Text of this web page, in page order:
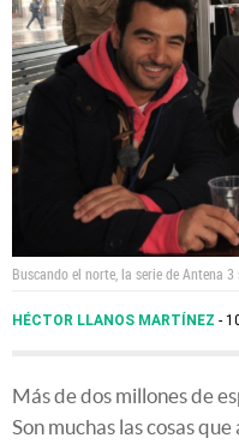
Buscando el norte, la serie de Antena
HÉCTOR LLANOS MARTÍNEZ
Más de dos millones de
Son muchas las cosas